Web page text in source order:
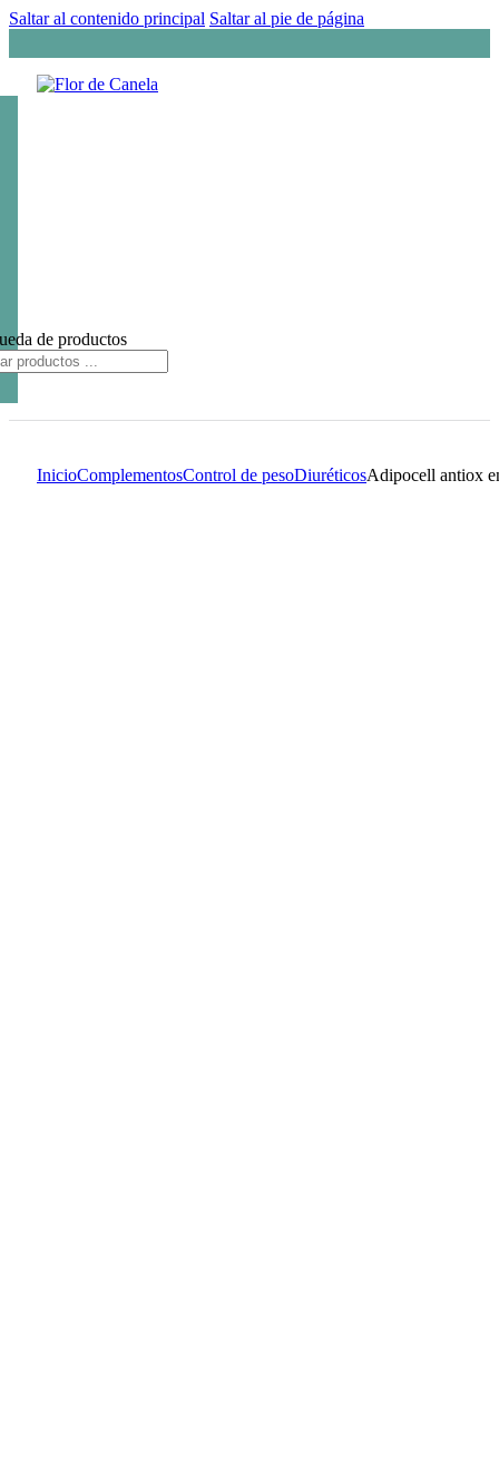
Saltar al contenido principal Saltar al pie de página
de productos
InicioComplementosControl de pesoDiuréticosAdipocell antiox